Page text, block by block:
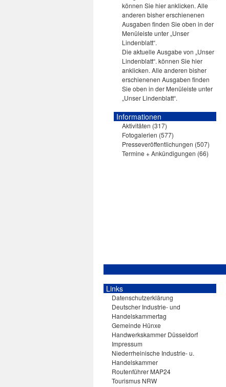
Die aktuelle Ausgabe von „Unser
Lindenblatt“. können Sie hier
anklicken. Alle anderen bisher
erschienenen Ausgaben finden
Sie oben in der Menüleiste unter
„Unser Lindenblatt“.
Informationen
Aktivitäten (317)
Fotogalerien (577)
Presseveröffentlichungen (507)
Termine + Ankündigungen (66)
Links
Datenschutzerklärung
Deutscher Industrie- und
Handelskammertag
Gemeinde Hünxe
Handwerkskammer Düsseldorf
Impressum
Niederrheinische Industrie- u.
Handelskammer
Routenführer MAP24
Tourismus NRW